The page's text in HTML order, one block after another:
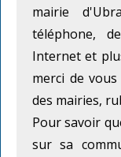
mairie
téléphone,
Internet et
merci de
des mairies,
Pour savoir
sur sa